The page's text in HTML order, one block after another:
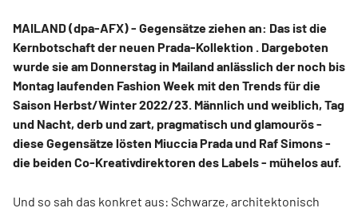
MAILAND (dpa-AFX) - Gegensätze ziehen an: Das ist die
Kernbotschaft der neuen Prada-Kollektion . Dargeboten
wurde sie am Donnerstag in Mailand anlässlich der noch bis
Montag laufenden Fashion Week mit den Trends für die
Saison Herbst/Winter 2022/23. Männlich und weiblich, Tag
und Nacht, derb und zart, pragmatisch und glamourös -
diese Gegensätze lösten Miuccia Prada und Raf Simons -
die beiden Co-Kreativdirektoren des Labels - mühelos auf.
Und so sah das konkret aus: Schwarze, architektonisch